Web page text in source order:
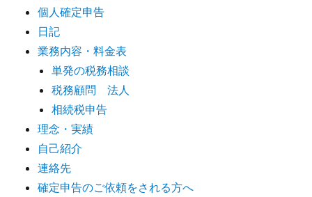
個人確定申告
日記
業務内容・料金表
単発の税務相談
税務顧問 法人
相続税申告
理念・実績
自己紹介
連絡先
確定申告のご依頼をされる方へ